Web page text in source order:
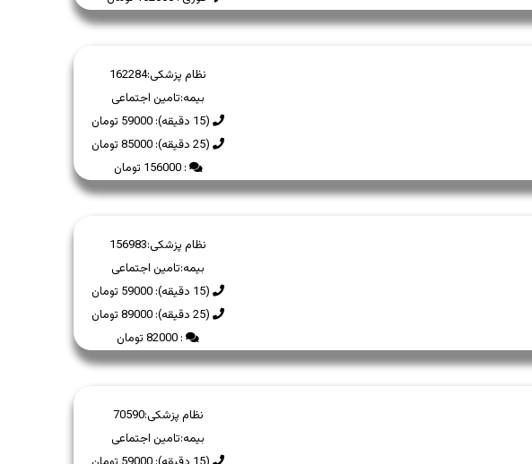
نظام پزشکی:162284
بیمه:تامین اجتماعی
(15 دقیقه): 59000 تومان
(25 دقیقه): 85000 تومان
: 156000 تومان
نظام پزشکی:156983
بیمه:تامین اجتماعی
(15 دقیقه): 59000 تومان
(25 دقیقه): 89000 تومان
: 82000 تومان
نظام پزشکی:70590
بیمه:تامین اجتماعی